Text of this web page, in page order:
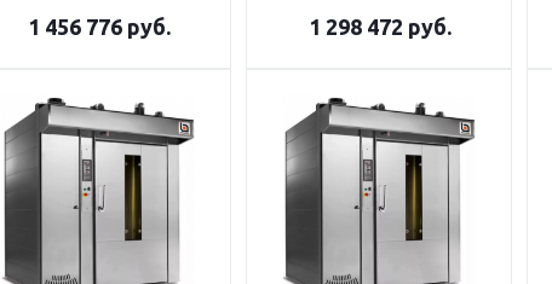
1 456 776руб. 1 298 472 руб.